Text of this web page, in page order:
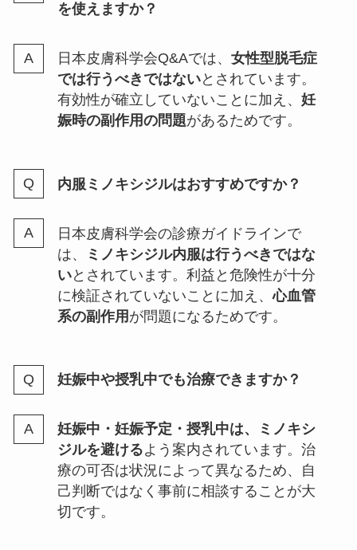
を使えますか？
日本皮膚科学会Q&Aでは、 女性型脱毛症
では行うべきではないとされています。
有効性が確立していないことに加え、 妊
娠時の副作用の問題があるためです。
内服ミノキシジルはおすすめですか？
日本皮膚科学会の診療ガイドラインで
は、
ミノキシジル内服は行うべきではな
いとされています。利益と危険性が十分
に検証されていないことに加え、心血管
系の副作用 が問題になるためです。
妊娠中や授乳中でも治療できますか？
妊娠中・妊娠予定・授乳中は、ミノキシ
ジルを避けるよう案内されています。治
療の可否は状況によって異なるため、自
己判断ではなく事前に相談することが大
切です。